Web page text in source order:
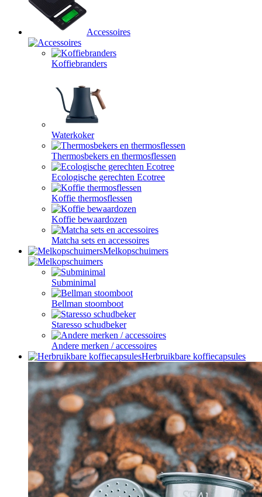
Accessoires
Koffiebranders
Waterkoker
Thermosbekers en thermosflessen
Ecologische gerechten Ecotree
Koffie thermosflessen
Koffie bewaardozen
Matcha sets en accessoires
Melkopschuimers
Subminimal
Bellman stoomboot
Staresso schudbeker
Andere merken / accessoires
Herbruikbare koffiecapsules